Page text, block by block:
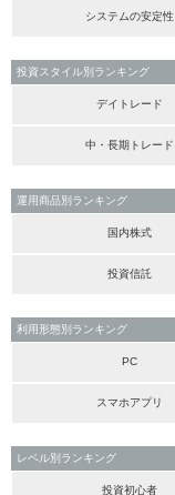
システムの安定性
投資スタイル別ランキング
デイトレード
中・長期トレード
運用商品別ランキング
国内株式
投資信託
利用形態別ランキング
PC
スマホアプリ
レベル別ランキング
投資初心者